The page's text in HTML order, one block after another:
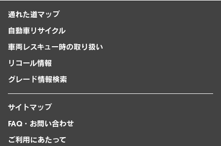
通れた道マップ
自動車リサイクル
車両レスキュー時の取り扱い
リコール情報
グレード情報検索
サイトマップ
FAQ・お問い合わせ
ご利用にあたって